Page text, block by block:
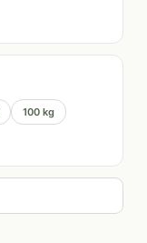
100 kg